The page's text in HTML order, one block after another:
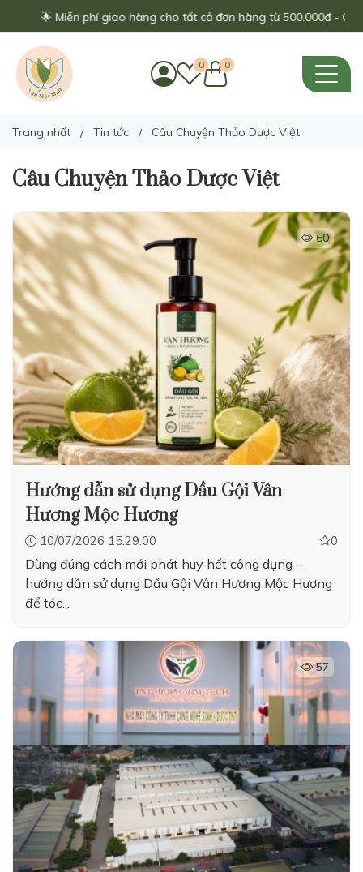
Miễn phí giao hàng cho tất cả đơn hàng từ 500.000đ - Chỉ áp dụng
0 0
Trang nhất Tin tức Câu Chuyện Thảo Dược Việt
Câu Chuyện Thảo Dược Việt
60
Hướng dẫn sử dụng Dầu Gội Vân
Hương Mộc Hương
10/07/2026 15:29:00 0
Dùng đúng cách mới phát huy hết công dụng –
hướng dẫn sử dụng Dầu Gội Vân Hương Mộc Hương
để tóc...
57